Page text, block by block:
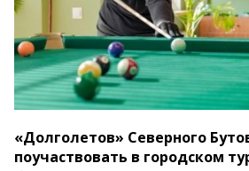
«Долголетов» Северного
поучаствовать в городском